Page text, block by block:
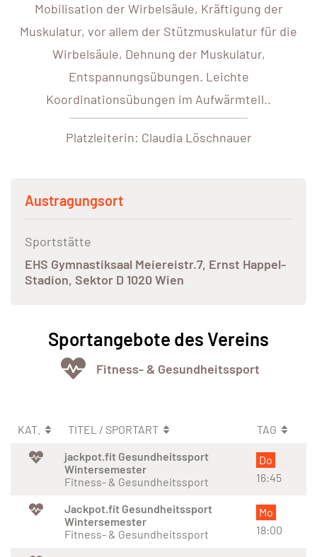
Mobilisation der Wirbelsäule, Kräftigung der
Muskulatur, vor allem der Stützmuskulatur für die
Wirbelsäule, Dehnung der Muskulatur,
Entspannungsübungen. Leichte
Koordinationsübungen im Aufwärmteil..
Platzleiterin: Claudia Löschnauer
Austragungsort
Sportstätte
EHS Gymnastiksaal Meiereistr.7, Ernst Happel-
Stadion, Sektor D 1020 Wien
Sportangebote des Vereins
Fitness- & Gesundheitssport
KAT. TITEL / SPORTART
TAG
jackpot.fit Gesundheitssport
Wintersemester
Fitness- & Gesundheitssport
Do
16:45
Jackpot.fit Gesundheitssport
Wintersemester
Fitness- & Gesundheitssport
Mo
18:00